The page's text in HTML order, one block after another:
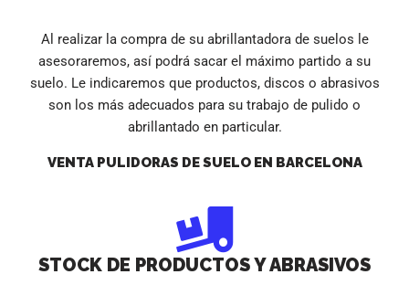
Al realizar la compra de su abrillantadora de suelos le
asesoraremos, así podrá sacar el máximo partido a su
suelo. Le indicaremos que productos, discos o abrasivos
son los más adecuados para su trabajo de pulido o
abrillantado en particular.
VENTA PULIDORAS DE SUELO EN BARCELONA
STOCK DE PRODUCTOS Y ABRASIVOS